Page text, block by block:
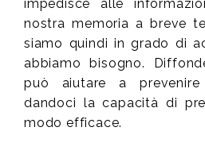
impedisce alle
nostra memoria a breve
siamo quindi in grado di
abbiamo bisogno.
può aiutare a
dandoci la capacità di
modo efficace.